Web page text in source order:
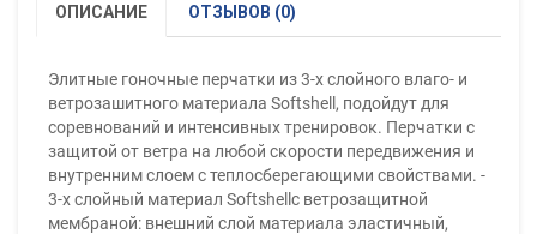
ОПИСАНИЕ ОТЗЫВОВ (0)
Элитные гоночные перчатки из 3-х слойного влаго- и
ветрозашитного материала Softshell, подойдут для
соревнований и интенсивных тренировок. Перчатки с
защитой от ветра на любой скорости передвижения и
внутренним слоем с теплосберегающими свойствами. -
3-х слойный материал Softshellс ветрозащитной
мембраной: внешний слой материала эластичный,